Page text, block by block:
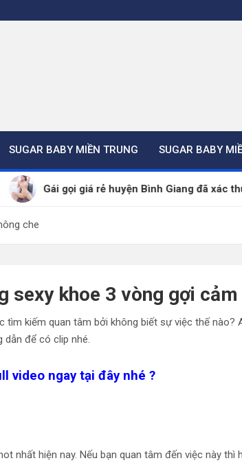
SUGAR BABY MIỀN TRUNG SUGAR BABY
gọi giá rẻ huyện Bình Giang đã xác thực SDT –
che
sexy khoe 3 vòng gợi
tìm kiếm quan tâm bởi không biết sự việc thế nào?
dẫn để có clip nhé.
video ngay tại đây nhé ?
nhất hiện nay. Nếu bạn quan tâm đến việc này thì